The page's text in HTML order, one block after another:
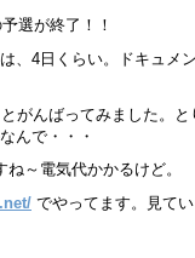
選が終了！！
、4日くらい。ドキュメ
がんばってみました。
んで・・・
～電気代かかるけど。
でやってます。見て